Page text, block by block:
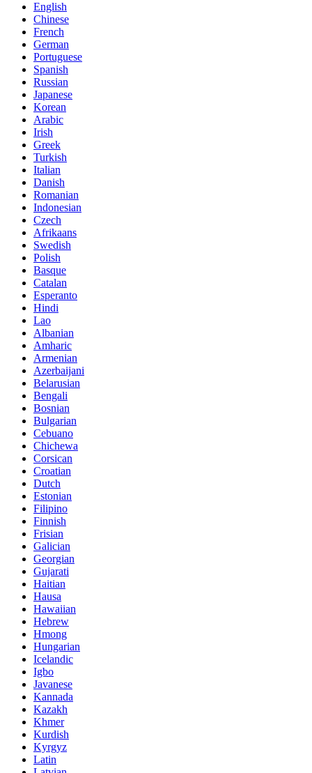
English
Chinese
French
German
Portuguese
Spanish
Russian
Japanese
Korean
Arabic
Irish
Greek
Turkish
Italian
Danish
Romanian
Indonesian
Czech
Afrikaans
Swedish
Polish
Basque
Catalan
Esperanto
Hindi
Lao
Albanian
Amharic
Armenian
Azerbaijani
Belarusian
Bengali
Bosnian
Bulgarian
Cebuano
Chichewa
Corsican
Croatian
Dutch
Estonian
Filipino
Finnish
Frisian
Galician
Georgian
Gujarati
Haitian
Hausa
Hawaiian
Hebrew
Hmong
Hungarian
Icelandic
Igbo
Javanese
Kannada
Kazakh
Khmer
Kurdish
Kyrgyz
Latin